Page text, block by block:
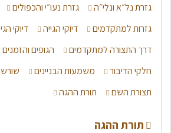
גזרת נל״א ונלי״ה
גזרת נעו״י והכפולים
גזרות למתקדמים
דיוקי הגייה
דיוקי
דרך התצורה למתקדמים
הגופים
חלקי הדיבור
משמעות הבניינים
שורש
תצורת השם
תורת ההגה
תורת ההגה